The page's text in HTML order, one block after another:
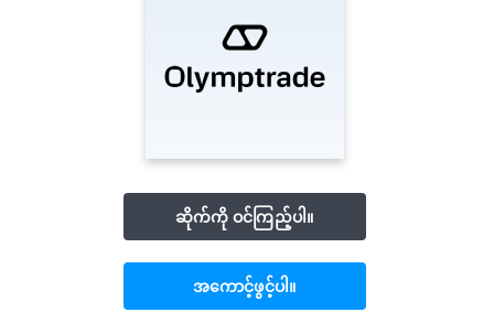
ဆိုက်ကို ဝင်ကြည့်ပါ။
အကောင့်ဖွင့်ပါ။